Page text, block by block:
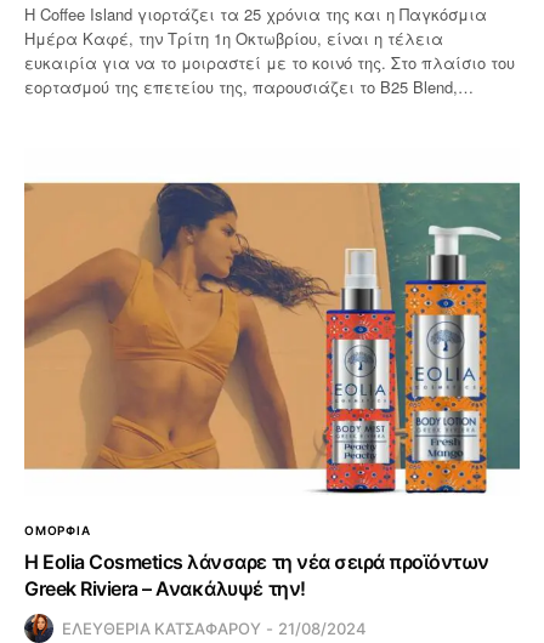
Η Coffee Island γιορτάζει τα 25 χρόνια της και η Παγκόσμια
Ημέρα Καφέ, την Τρίτη 1η Οκτωβρίου, είναι η τέλεια
ευκαιρία για να το μοιραστεί με το κοινό της. Στο πλαίσιο του
εορτασμού της επετείου της, παρουσιάζει το B25 Blend,…
ΟΜΟΡΦΙΑ
Η Eolia Cosmetics λάνσαρε τη νέα σειρά προϊόντων
Greek Riviera – Ανακάλυψέ την!
ΕΛΕΥΘΕΡΙΑ ΚΑΤΣΑΦΑΡΟΥ 21/08/2024